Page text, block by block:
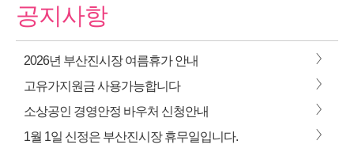
공지사항
2026년 부산진시장 여름휴가 안내 >
고유가지원금 사용가능합니다 >
소상공인 경영안정 바우처 신청안내 >
1월 1일 신정은 부산진시장 휴무일입니다. >